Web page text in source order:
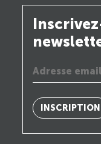
INSCRIPTION